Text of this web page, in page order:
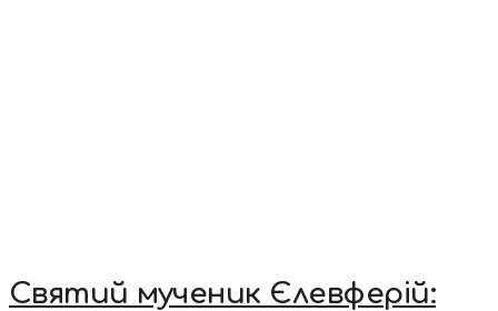
Святий мученик Єлевферій: